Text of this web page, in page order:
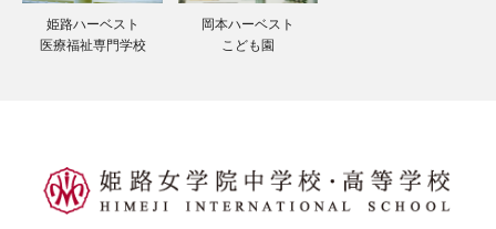
姫路ハーベスト
医療福祉専門学校
岡本ハーベスト
こども園